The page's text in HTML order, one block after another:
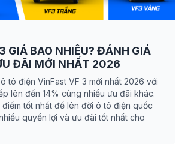
GIÁ BAO NHIÊU? ĐÁNH GIÁ
ĐÃI MỚI NHẤT 2026
tô điện VinFast VF 3 mới nhất 2026 với
lên đến 14% cùng nhiều ưu đãi khác.
tốt nhất để lên đời ô tô điện quốc
quyền lợi và ưu đãi tốt nhất cho